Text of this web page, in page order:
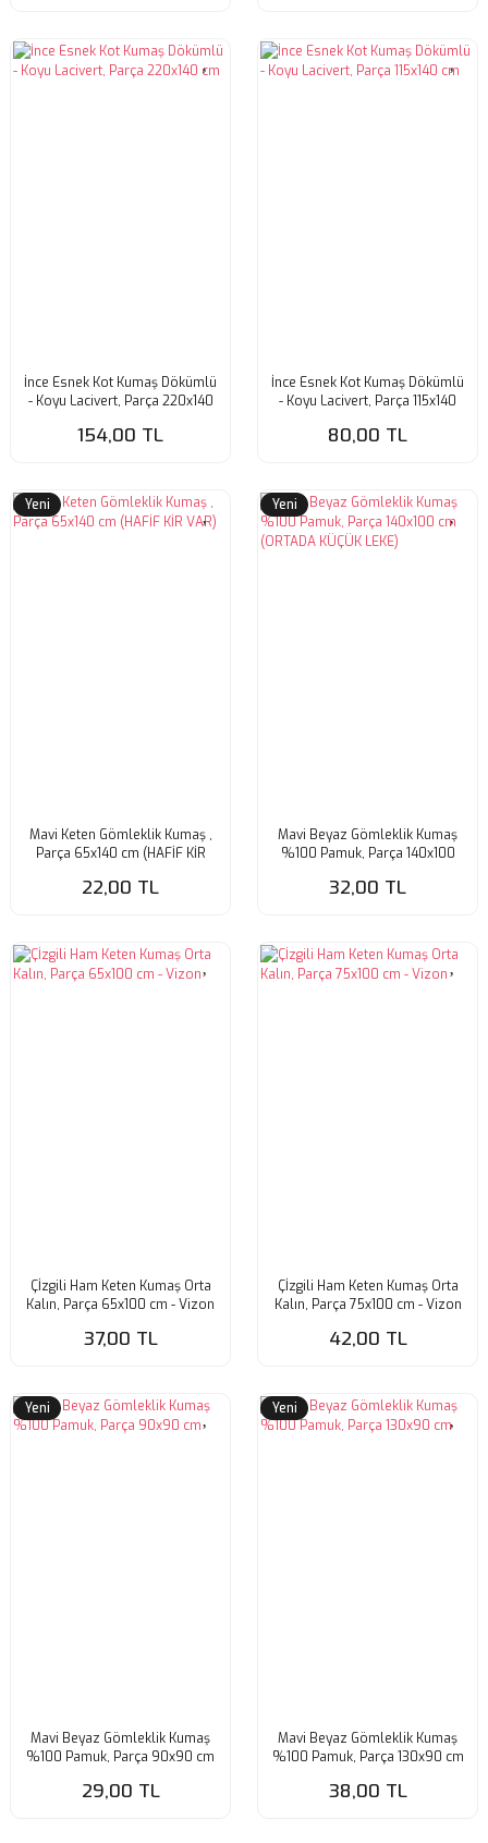
İnce Esnek Kot Kumaş Dökümlü
- Koyu Lacivert, Parça 220x140
154,00 TL
İnce Esnek Kot Kumaş Dökümlü
- Koyu Lacivert, Parça 115x140
80,00 TL
Yeni
Mavi Keten Gömleklik Kumaş ,
Parça 65x140 cm (HAFİF KİR
22,00 TL
Yeni
Mavi Beyaz Gömleklik Kumaş
%100 Pamuk, Parça 140x100
32,00 TL
Çİzgili Ham Keten Kumaş Orta
Kalın, Parça 65x100 cm - Vizon
37,00 TL
Çİzgili Ham Keten Kumaş Orta
Kalın, Parça 75x100 cm - Vizon
42,00 TL
Yeni
Mavi Beyaz Gömleklik Kumaş
%100 Pamuk, Parça 90x90 cm
29,00 TL
Yeni
Mavi Beyaz Gömleklik Kumaş
%100 Pamuk, Parça 130x90 cm
38,00 TL